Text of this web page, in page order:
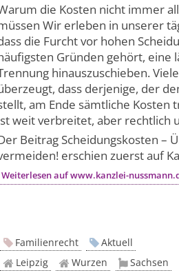
die Kosten nicht immer
Wir erleben in unserer
die Furcht vor hohen
Gründen gehört, eine
hinauszuschieben.
dass derjenige, der
am Ende sämtliche Kosten
weit verbreitet, aber rechtlich
Beitrag Scheidungskosten –
erschien zuerst auf
Weiterlesen auf www.kanzlei-
Familienrecht
Aktuell
Leipzig
Wurzen Sachsen